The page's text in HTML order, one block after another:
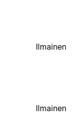
Ilmainen
Ilmainen